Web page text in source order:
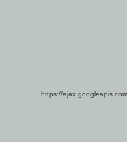
https://